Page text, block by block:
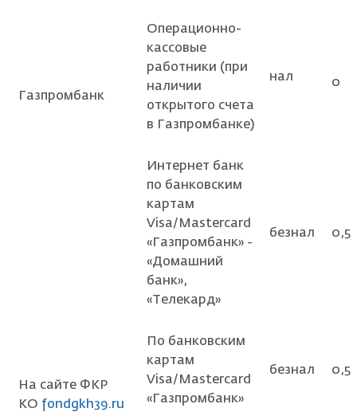
Газпромбанк
Операционно-
кассовые
работники (при
наличии
открытого счета
в Газпромбанке)
нал 0
Интернет банк
по банковским
картам
Visa/Mastercard
«Газпромбанк» -
«Домашний
банк»,
«Телекард»
безнал 0,5
На сайте ФКР
КО fondgkh39.ru
По банковским
картам
Visa/Mastercard
«Газпромбанк»
безнал 0,5